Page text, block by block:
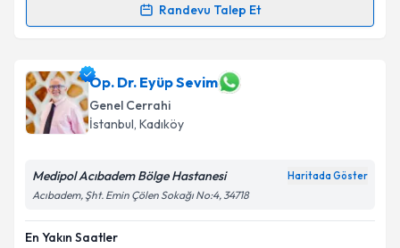
Randevu Talep Et
için bir takvim hazırlandığında e-posta ile
bilgilendireceğiz.
E-posta Adresiniz
Kişisel verilerimin işlenmesine ilişkinAydınlatma
Metni
Op. Dr. Eyüp Sevim
Genel Cerrahi
İstanbul, Kadıköy
Medipol Acıbadem Bölge Hastanesi Haritada Göster
Acıbadem, Şht. Emin Çölen Sokağı No:4, 34718
En Yakın Saatler